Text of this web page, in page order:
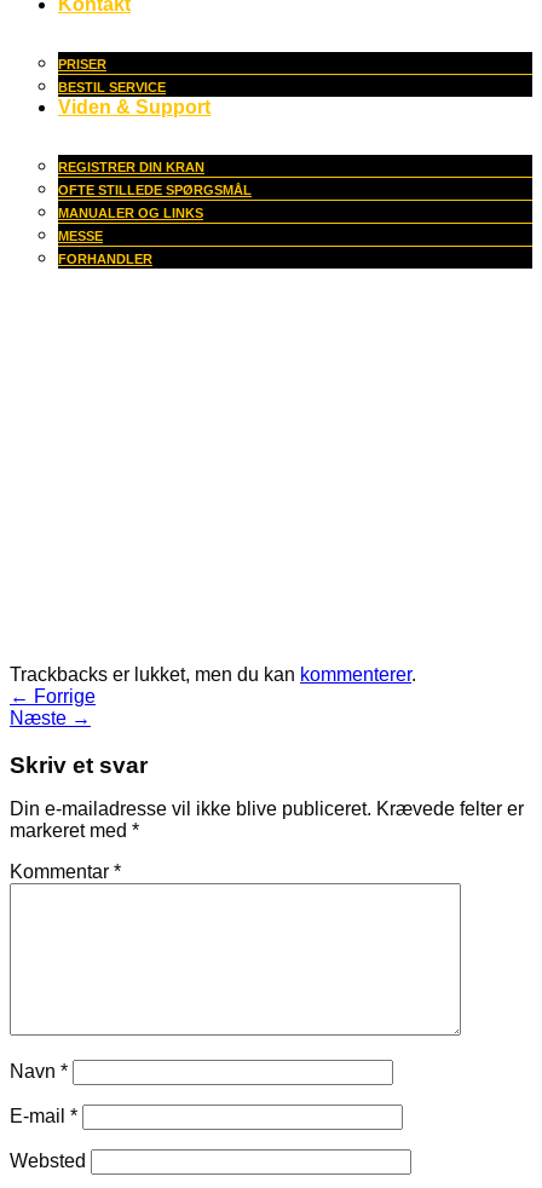
Kontakt
PRISER
BESTIL SERVICE
Viden & Support
REGISTRER DIN KRAN
OFTE STILLEDE SPØRGSMÅL
MANUALER OG LINKS
MESSE
FORHANDLER
Trackbacks er lukket, men du kan kommenterer.
← Forrige
Næste →
Skriv et svar
Din e-mailadresse vil ikke blive publiceret. Krævede felter er
markeret med *
Kommentar *
Navn *
E-mail *
Websted